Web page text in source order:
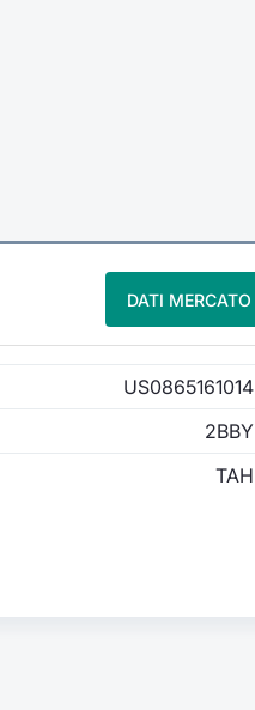
DATI MERCATO
US0865161014
2BBY
TAH